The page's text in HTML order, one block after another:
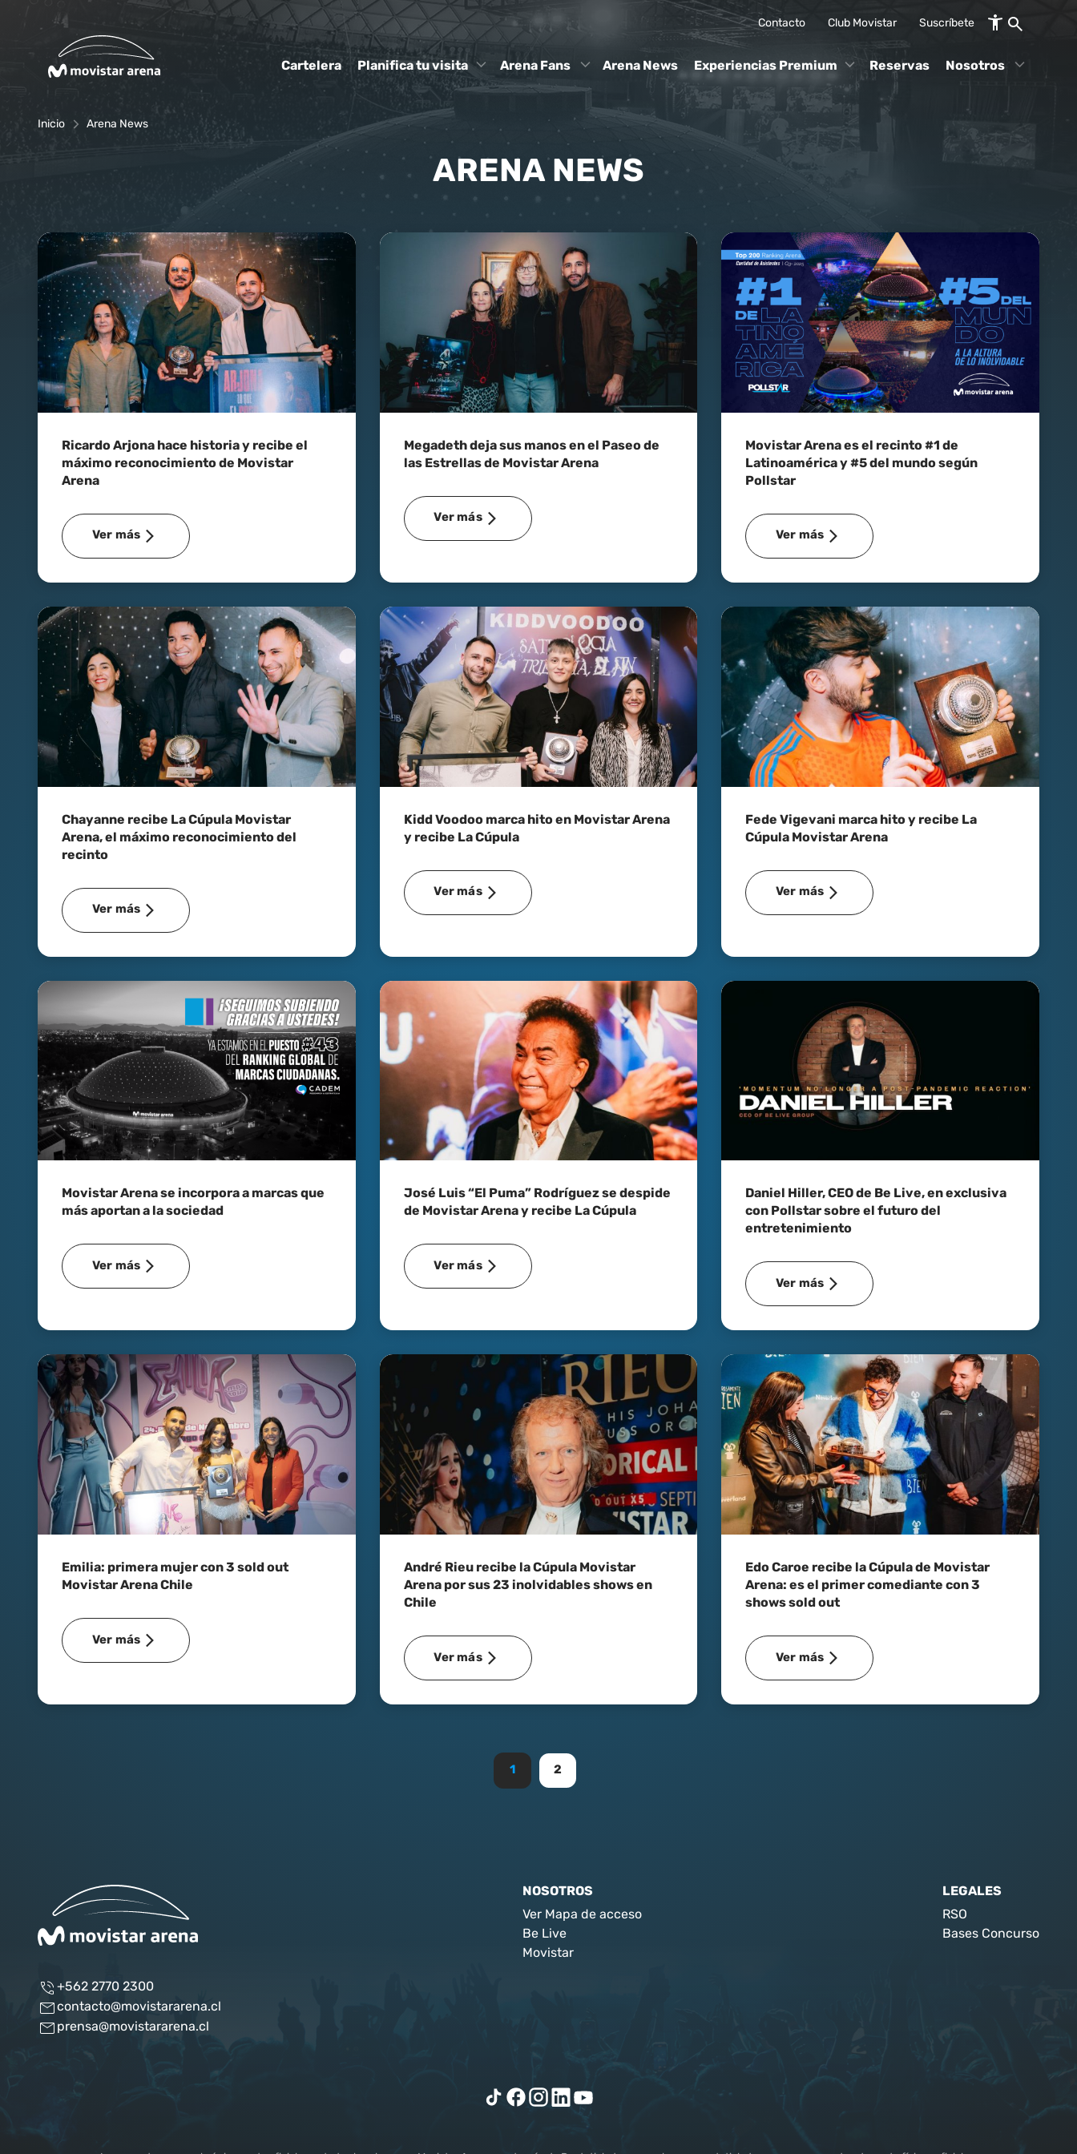
Click acá para ir directamente al contenido
Contacto Club Movistar Suscríbete
Cartelera Planifica tu visita Arena Fans Arena News Experiencias Premium Reservas Nosotros
Inicio Arena News
ARENA NEWS
Ricardo Arjona hace historia y recibe el
máximo reconocimiento de Movistar
Arena
Ver más
Megadeth deja sus manos en el Paseo de
las Estrellas de Movistar Arena
Ver más
Movistar Arena es el recinto #1 de
Latinoamérica y #5 del mundo según
Pollstar
Ver más
Chayanne recibe La Cúpula Movistar
Arena, el máximo reconocimiento del
recinto
Ver más
Kidd Voodoo marca hito en Movistar Arena
y recibe La Cúpula
Ver más
Fede Vigevani marca hito y recibe La
Cúpula Movistar Arena
Ver más
Movistar Arena se incorpora a marcas que
más aportan a la sociedad
Ver más
José Luis “El Puma” Rodríguez se despide
de Movistar Arena y recibe La Cúpula
Ver más
Daniel Hiller, CEO de Be Live, en exclusiva
con Pollstar sobre el futuro del
entretenimiento
Ver más
Emilia: primera mujer con 3 sold out
Movistar Arena Chile
Ver más
André Rieu recibe la Cúpula Movistar
Arena por sus 23 inolvidables shows en
Chile
Ver más
Edo Caroe recibe la Cúpula de Movistar
Arena: es el primer comediante con 3
shows sold out
Ver más
1 2
+562 2770 2300
contacto@movistararena.cl
prensa@movistararena.cl
NOSOTROS
Ver Mapa de acceso
Be Live
Movistar
LEGALES
RSO
Bases Concurso